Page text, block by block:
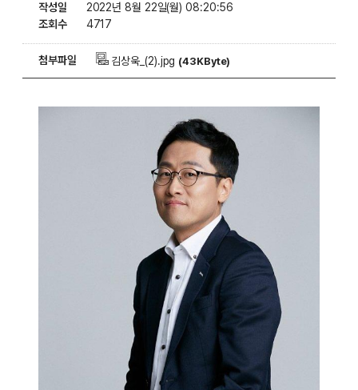
작성일
2022년 8월 22일(월) 08:20:56
조회수
4717
첨부파일 김상욱_(2).jpg (43KByte)